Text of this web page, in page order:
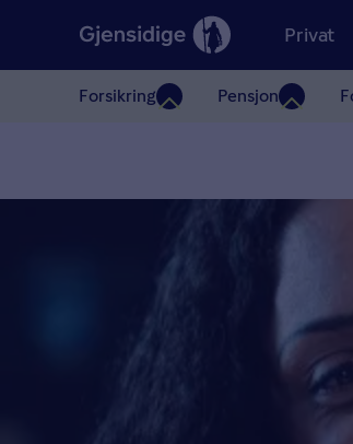
Privat
Forsikring Pensjon